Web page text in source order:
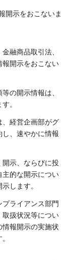
開示をおこないま
融商品取引法、
報開示をおこない
の開示情報は、
。
、経営企画部がグ
、速やかに情報
開示、ならびに投
主的な開示につい
します。
ライアンス部門
取扱状況等につい
報開示の実施状